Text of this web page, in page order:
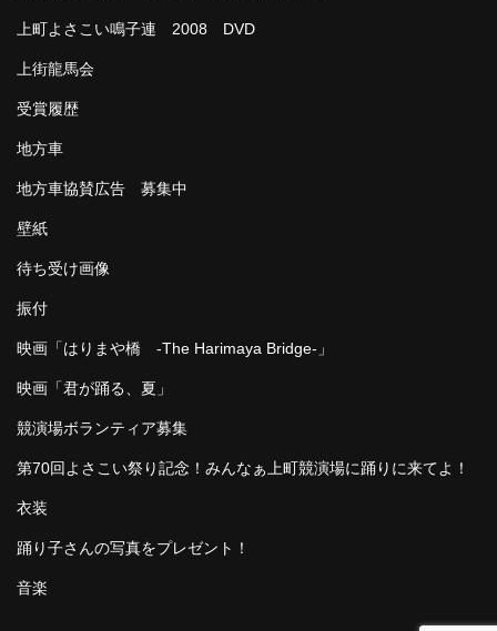
上町よさこい鳴子連 2008 DVD
上街龍馬会
受賞履歴
地方車
地方車協賛広告 募集中
壁紙
待ち受け画像
振付
映画「はりまや橋 -The Harimaya Bridge-」
映画「君が踊る、夏」
競演場ボランティア募集
第70回よさこい祭り記念！みんなぁ上町競演場に踊りに来てよ！
衣装
踊り子さんの写真をプレゼント！
音楽